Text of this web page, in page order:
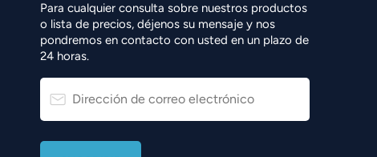
Para cualquier consulta sobre nuestros productos
o lista de precios, déjenos su mensaje y nos
pondremos en contacto con usted en un plazo de
24 horas.